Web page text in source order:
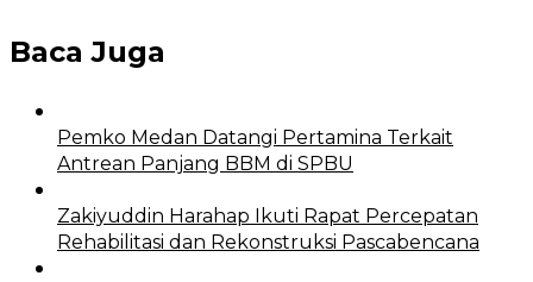
Baca Juga
Pemko Medan Datangi Pertamina Terkait
Antrean Panjang BBM di SPBU
Zakiyuddin Harahap Ikuti Rapat Percepatan
Rehabilitasi dan Rekonstruksi Pascabencana